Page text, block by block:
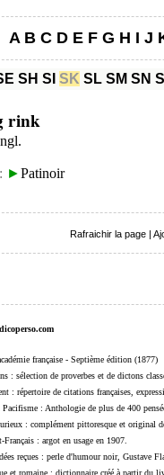
A B C D E F G H I J
SH SI SK SL SM SN
rink
►Patinoir
Rafraichir la page
française - Septième édition (1877)
: sélection de proverbes et de dictons
: répertoire de citations françaises,
: Anthologie de plus de 400
: complément pittoresque et original
Français : argot en usage en 1907.
reçues : perle d'humour noir, Gustave
et romaine : dictionnaire créé à partir du